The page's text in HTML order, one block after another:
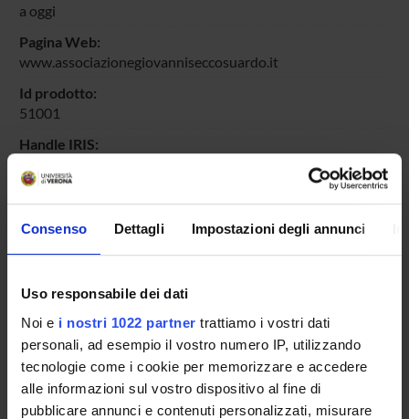
Consenso Dettagli Impostazioni degli annunci
Uso responsabile dei dati
Noi e i nostri 1022 partner trattiamo i vostri dati
personali, ad esempio il vostro numero IP, utilizzando
tecnologie come i cookie per memorizzare e accedere
alle informazioni sul vostro dispositivo al fine di
pubblicare annunci e contenuti personalizzati, misurare
a oggi
Pagina Web:
www.associazionegiovanniseccosuardo.it
Id prodotto:
51001
Handle IRIS:
Citazione bibliografica:
Artoni, Paola; Marocchi, G.,I recuperati ambienti di Palazzo
Te in Mantova. Tracce per una storia dei restauri
Storia e
cultura del restauro in Lombardia. Esiti di un biennio di
lavoro in archivi storici,Associazione Giovanni Secco
Suardo,Associazione Giovanni Secco Suardo, 2009